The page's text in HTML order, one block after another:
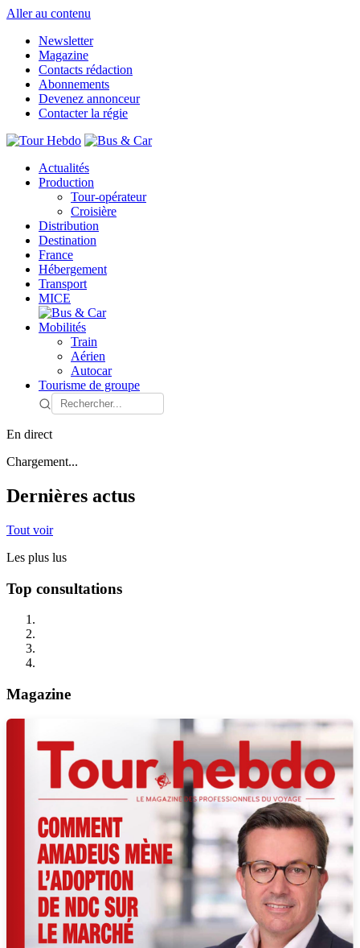
Aller au contenu
Newsletter
Magazine
Contacts rédaction
Abonnements
Devenez annonceur
Contacter la régie
Actualités
Production
Tour-opérateur
Croisière
Distribution
Destination
France
Hébergement
Transport
MICE
Mobilités
Train
Aérien
Autocar
Tourisme de groupe
En direct
Chargement...
Dernières actus
Tout voir
Les plus lus
Top consultations
Magazine